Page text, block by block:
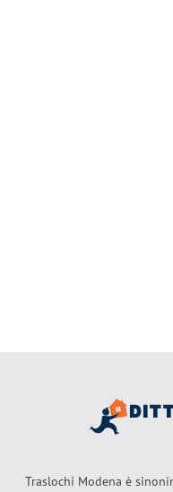
Traslochi Modena è